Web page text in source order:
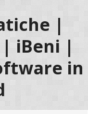
|
iBeni |
in